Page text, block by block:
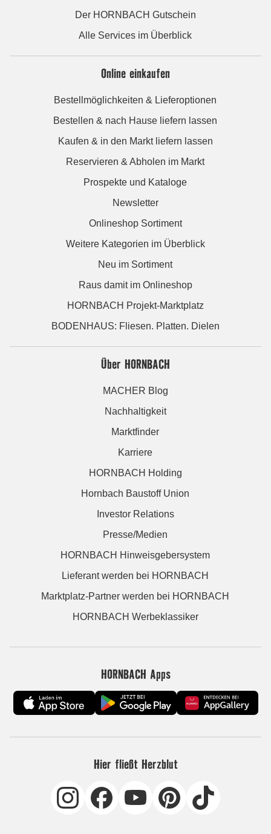
Der HORNBACH Gutschein
Alle Services im Überblick
Online einkaufen
Bestellmöglichkeiten & Lieferoptionen
Bestellen & nach Hause liefern lassen
Kaufen & in den Markt liefern lassen
Reservieren & Abholen im Markt
Prospekte und Kataloge
Newsletter
Onlineshop Sortiment
Weitere Kategorien im Überblick
Neu im Sortiment
Raus damit im Onlineshop
HORNBACH Projekt-Marktplatz
BODENHAUS: Fliesen. Platten. Dielen
Über HORNBACH
MACHER Blog
Nachhaltigkeit
Marktfinder
Karriere
HORNBACH Holding
Hornbach Baustoff Union
Investor Relations
Presse/Medien
HORNBACH Hinweisgebersystem
Lieferant werden bei HORNBACH
Marktplatz-Partner werden bei HORNBACH
HORNBACH Werbeklassiker
HORNBACH Apps
Hier fließt Herzblut